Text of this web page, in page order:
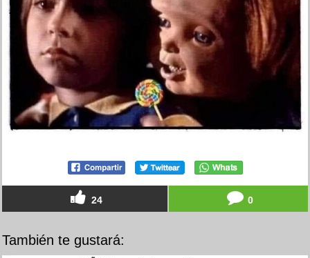
24 0
También te gustará: